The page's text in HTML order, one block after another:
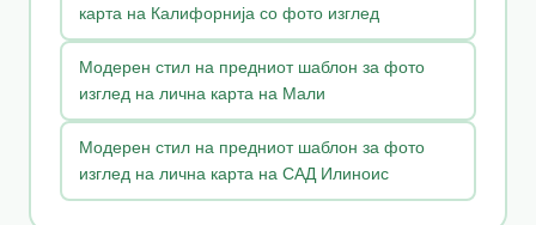
карта на Калифорнија со фото изглед
Модерен стил на предниот шаблон за фото
изглед на лична карта на Мали
Модерен стил на предниот шаблон за фото
изглед на лична карта на САД Илиноис